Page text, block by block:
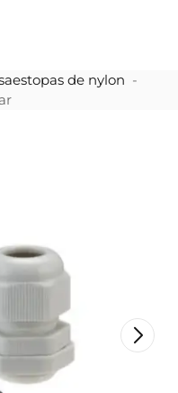
de nylon -